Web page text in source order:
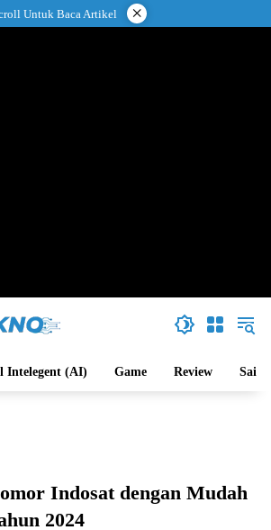
Untuk Baca Artikel ×
Intelegent (AI) Game Review Sains
Indosat dengan Mudah
2024